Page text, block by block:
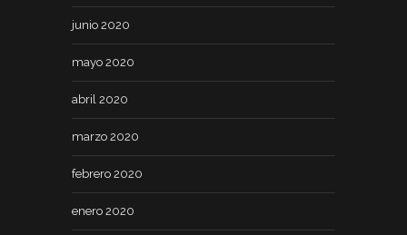
junio 2020
mayo 2020
abril 2020
marzo 2020
febrero 2020
enero 2020